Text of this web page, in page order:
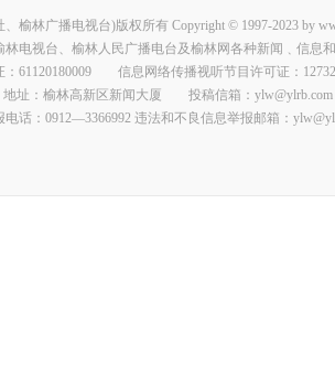
榆林广播电视台)版权所有 Copyright © 1997-2023 by
电视台、榆林人民广播电台及榆林网各种新闻﹑信
：61120180009 信息网络传播视听节目许可证：
地址：榆林高新区新闻大厦 投稿信箱：ylw@ylrb.com
话：0912—3366992 违法和不良信息举报邮箱：